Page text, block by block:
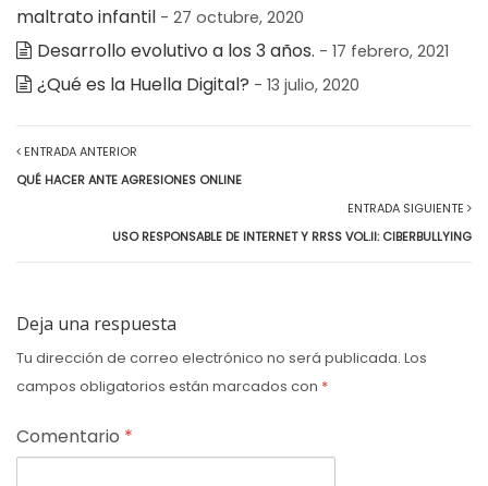
maltrato infantil - 27 octubre, 2020
Desarrollo evolutivo a los 3 años. - 17 febrero, 2021
¿Qué es la Huella Digital? - 13 julio, 2020
ENTRADA ANTERIOR
QUÉ HACER ANTE AGRESIONES ONLINE
ENTRADA SIGUIENTE
USO RESPONSABLE DE INTERNET Y RRSS VOL.II: CIBERBULLYING
Deja una respuesta
Tu dirección de correo electrónico no será publicada. Los
campos obligatorios están marcados con *
Comentario *